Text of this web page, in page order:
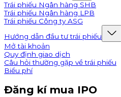
Trái phiếu Ngân hàng SHB
Trái phiếu Ngân hàng LPB
Trái phiếu Công ty ASG
Hướng dẫn đầu tư trái phiếu
Mở tài khoản
Quy định giao dịch
Câu hỏi thường gặp về trái phiếu
Biểu phí
Đăng kí mua IPO